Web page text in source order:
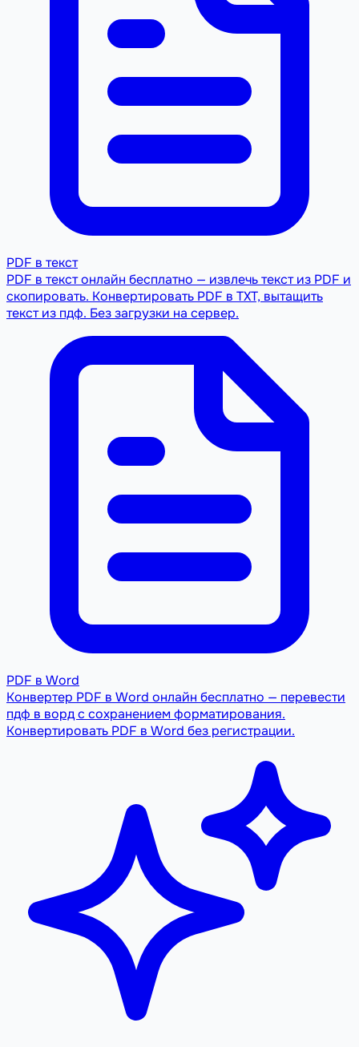
PDF в текст
PDF в текст онлайн бесплатно — извлечь текст из PDF и
скопировать. Конвертировать PDF в TXT, вытащить
текст из пдф. Без загрузки на сервер.
PDF в Word
Конвертер PDF в Word онлайн бесплатно — перевести
пдф в ворд с сохранением форматирования.
Конвертировать PDF в Word без регистрации.